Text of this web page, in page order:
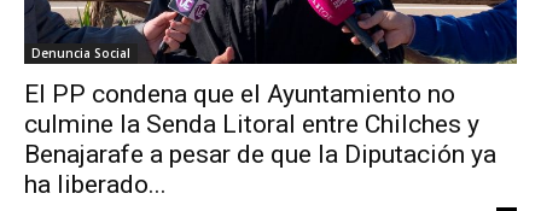
Denuncia Social
El PP condena que el Ayuntamiento no
culmine la Senda Litoral entre Chilches y
Benajarafe a pesar de que la Diputación ya
ha liberado...